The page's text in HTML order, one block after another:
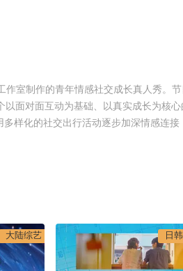
室制作的青年情感社交成长真人秀。
面对面互动为基础、以真实成长为核
多样化的社交出行活动逐步加深情感连
大陆综艺 日